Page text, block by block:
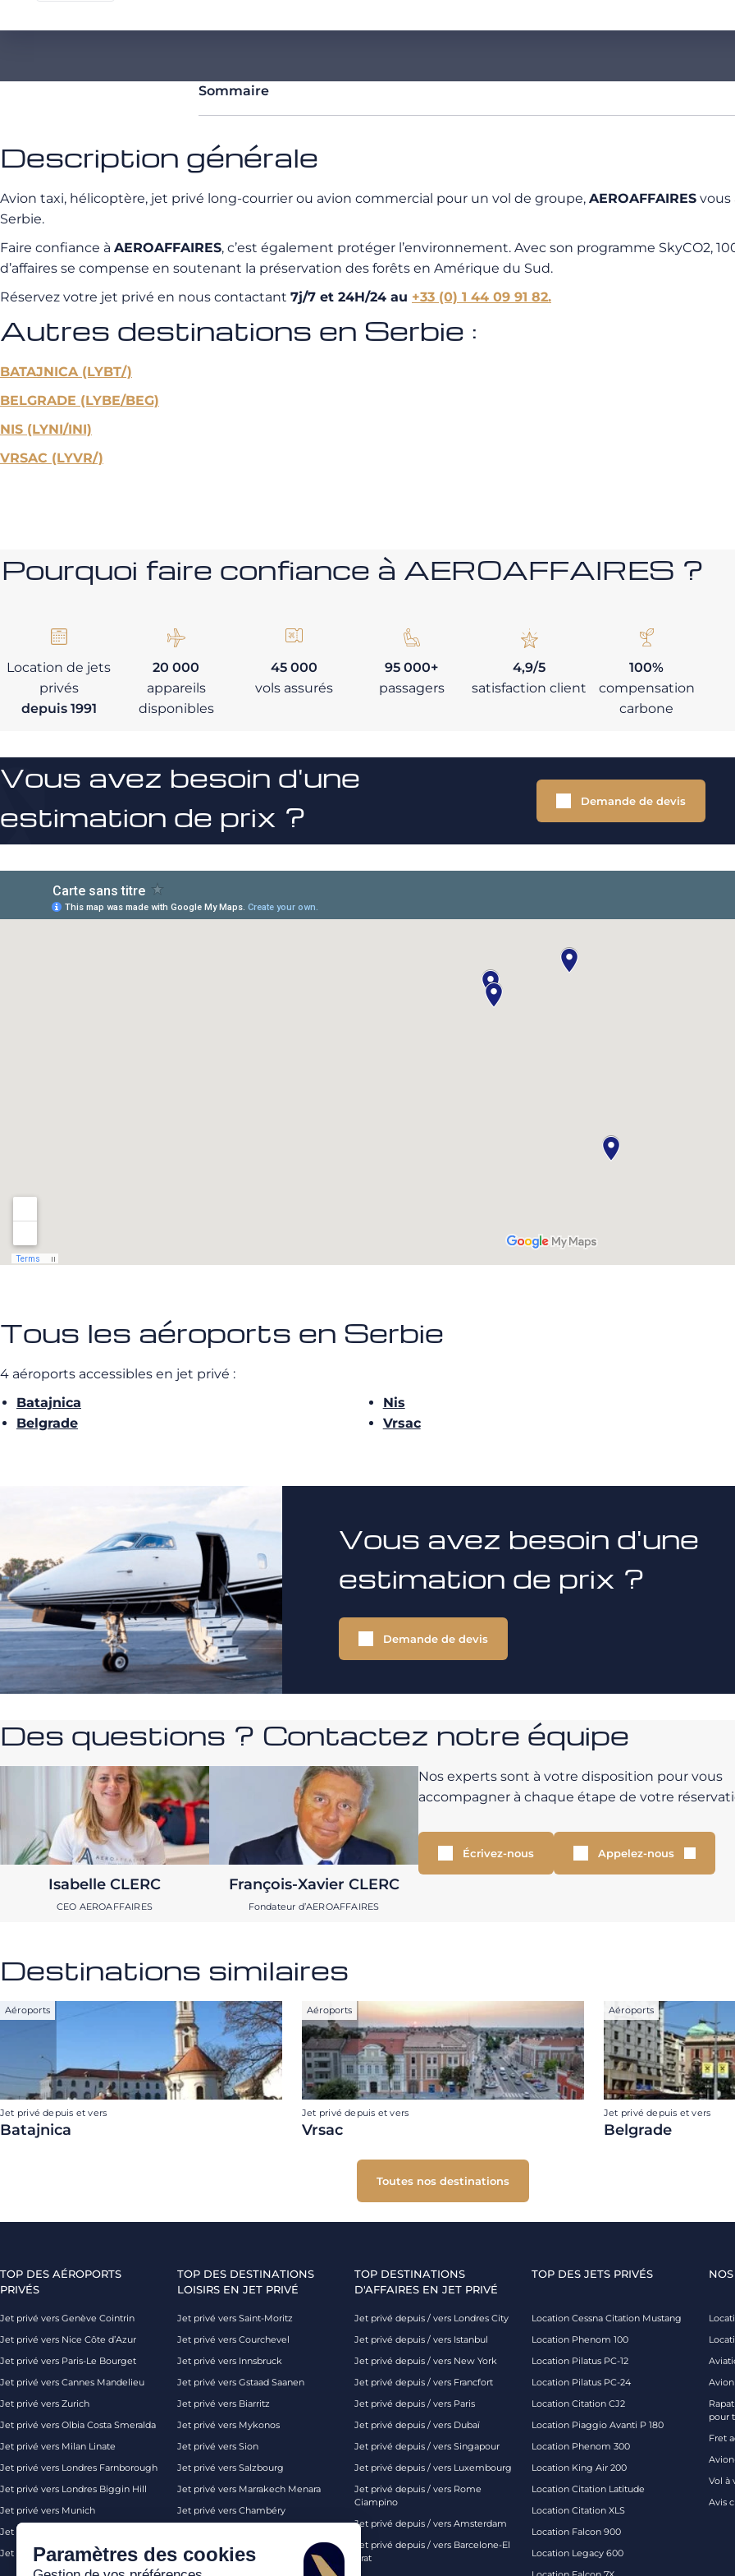
Sommaire
Description générale
Avion taxi, hélicoptère, jet privé long-courrier ou avion commercial pour un vol de groupe, AEROAFFAIRES vous
Serbie.
Faire confiance à AEROAFFAIRES, c’est également protéger l’environnement. Avec son programme SkyCO2,
d’affaires se compense en soutenant la préservation des forêts en Amérique du Sud.
Réservez votre jet privé en nous contactant 7j/7 et 24H/24 au +33 (0) 1 44 09 91 82.
Autres destinations en Serbie :
BATAJNICA (LYBT/)
BELGRADE (LYBE/BEG)
NIS (LYNI/INI)
VRSAC (LYVR/)
Pourquoi faire confiance à AEROAFFAIRES ?
Location de jets
privés
depuis 1991
20 000
appareils
disponibles
45 000
vols assurés
95 000+
passagers
4,9/5
satisfaction client
100%
compensation
carbone
Vous avez besoin d'une
estimation de prix ?
Demande de devis
Tous les aéroports en Serbie
4 aéroports accessibles en jet privé :
Batajnica
Belgrade
Nis
Vrsac
Vous avez besoin d'une
estimation de prix ?
Demande de devis
Des questions ? Contactez notre équipe
Isabelle CLERC
CEO AEROAFFAIRES
François-Xavier CLERC
Fondateur d’AEROAFFAIRES
Nos experts sont à votre disposition pour vous
accompagner à chaque étape de votre
Écrivez-nous Appelez-nous
Destinations similaires
Aéroports
Jet privé depuis et vers
Batajnica
Aéroports
Jet privé depuis et vers
Vrsac
Aéroports
Jet privé depuis et vers
Belgrade
Toutes nos destinations
TOP DES AÉROPORTS
PRIVÉS
Jet privé vers Genève Cointrin
Jet privé vers Nice Côte d’Azur
Jet privé vers Paris-Le Bourget
Jet privé vers Cannes Mandelieu
Jet privé vers Zurich
Jet privé vers Olbia Costa Smeralda
Jet privé vers Milan Linate
Jet privé vers Londres Farnborough
Jet privé vers Londres Biggin Hill
Jet privé vers Munich
Jet privé vers Monaco
Jet privé vers Palma de Majorque
TOP DES DESTINATIONS
LOISIRS EN JET PRIVÉ
Jet privé vers Saint-Moritz
Jet privé vers Courchevel
Jet privé vers Innsbruck
Jet privé vers Gstaad Saanen
Jet privé vers Biarritz
Jet privé vers Mykonos
Jet privé vers Sion
Jet privé vers Salzbourg
Jet privé vers Marrakech Menara
Jet privé vers Chambéry
Jet privé vers Londres
TOP DESTINATIONS
D'AFFAIRES EN JET PRIVÉ
Jet privé depuis / vers Londres City
Jet privé depuis / vers Istanbul
Jet privé depuis / vers New York
Jet privé depuis / vers Francfort
Jet privé depuis / vers Paris
Jet privé depuis / vers Dubaï
Jet privé depuis / vers Singapour
Jet privé depuis / vers Luxembourg
Jet privé depuis / vers Rome
Ciampino
Jet privé depuis / vers Amsterdam
Jet privé depuis / vers Barcelone-El
Prat
TOP DES JETS PRIVÉS
Location Cessna Citation Mustang
Location Phenom 100
Location Pilatus PC-12
Location Pilatus PC-24
Location Citation CJ2
Location Piaggio Avanti P 180
Location Phenom 300
Location King Air 200
Location Citation Latitude
Location Citation XLS
Location Falcon 900
Location Legacy 600
pour
Fret
Vol à
Avis
Paramètres des cookies